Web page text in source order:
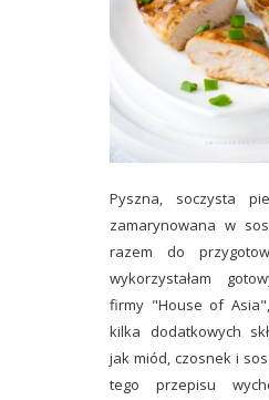
Pyszna, soczysta
zamarynowana w
razem do
wykorzystałam
firmy "House of
kilka dodatkowych
jak miód, czosnek i
tego przepisu